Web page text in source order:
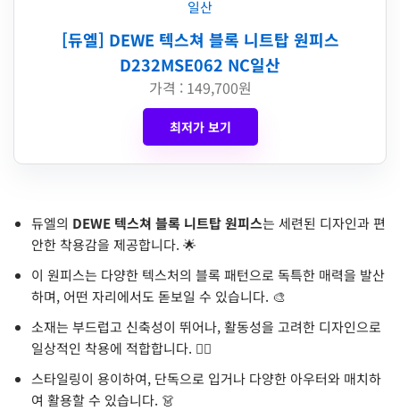
[듀엘] DEWE 텍스쳐 블록 니트탑 원피스
D232MSE062 NC일산
가격 : 149,700원
최저가 보기
듀엘의 DEWE 텍스쳐 블록 니트탑 원피스는 세련된 디자인과 편
안한 착용감을 제공합니다. 🌟
이 원피스는 다양한 텍스처의 블록 패턴으로 독특한 매력을 발산
하며, 어떤 자리에서도 돋보일 수 있습니다. 🎨
소재는 부드럽고 신축성이 뛰어나, 활동성을 고려한 디자인으로
일상적인 착용에 적합합니다. 🏃‍♀️
스타일링이 용이하여, 단독으로 입거나 다양한 아우터와 매치하
여 활용할 수 있습니다. 👗